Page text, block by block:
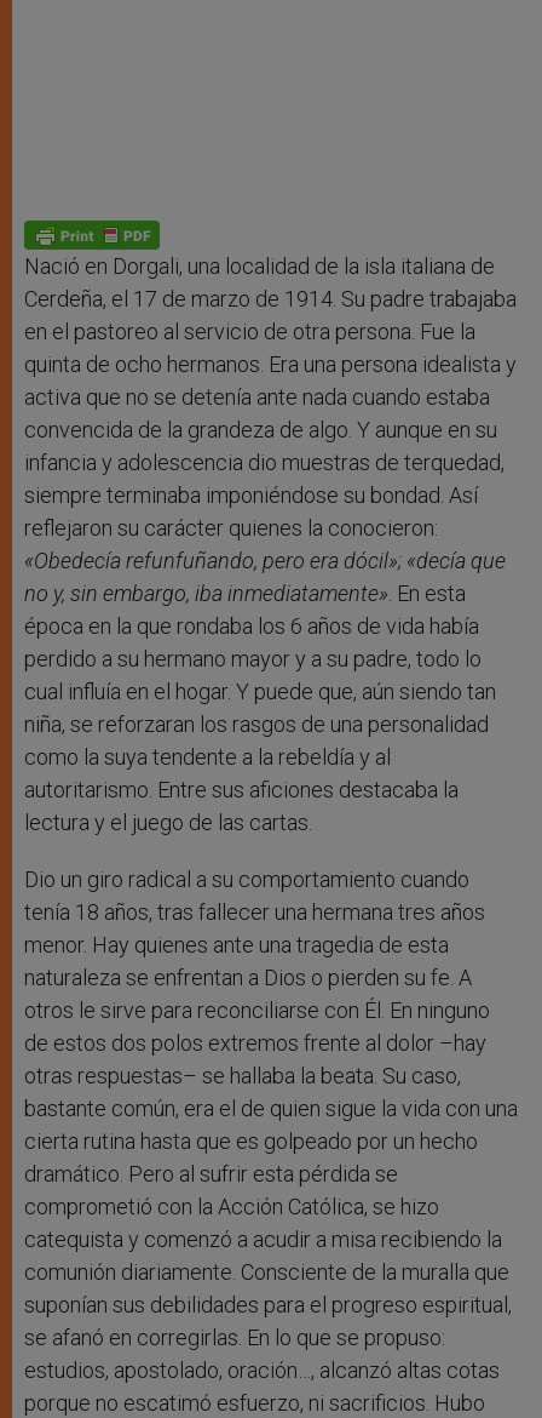
Nació en Dorgali, una localidad de la isla italiana de
Cerdeña, el 17 de marzo de 1914. Su padre trabajaba
en el pastoreo al servicio de otra persona. Fue la
quinta de ocho hermanos. Era una persona idealista y
activa que no se detenía ante nada cuando estaba
convencida de la grandeza de algo. Y aunque en su
infancia y adolescencia dio muestras de terquedad,
siempre terminaba imponiéndose su bondad. Así
reflejaron su carácter quienes la conocieron:
«Obedecía refunfuñando, pero era dócil»; «decía que
no y, sin embargo, iba inmediatamente». En esta
época en la que rondaba los 6 años de vida había
perdido a su hermano mayor y a su padre, todo lo
cual influía en el hogar. Y puede que, aún siendo tan
niña, se reforzaran los rasgos de una personalidad
como la suya tendente a la rebeldía y al
autoritarismo. Entre sus aficiones destacaba la
lectura y el juego de las cartas.
Dio un giro radical a su comportamiento cuando
tenía 18 años, tras fallecer una hermana tres años
menor. Hay quienes ante una tragedia de esta
naturaleza se enfrentan a Dios o pierden su fe. A
otros le sirve para reconciliarse con Él. En ninguno
de estos dos polos extremos frente al dolor –hay
otras respuestas– se hallaba la beata. Su caso,
bastante común, era el de quien sigue la vida con una
cierta rutina hasta que es golpeado por un hecho
dramático. Pero al sufrir esta pérdida se
comprometió con la Acción Católica, se hizo
catequista y comenzó a acudir a misa recibiendo la
comunión diariamente. Consciente de la muralla que
suponían sus debilidades para el progreso espiritual,
se afanó en corregirlas. En lo que se propuso:
estudios, apostolado, oración…, alcanzó altas cotas
porque no escatimó esfuerzo, ni sacrificios. Hubo